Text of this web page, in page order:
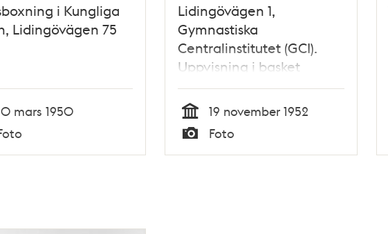
i Kungliga
Lidingövägen 75
mars 1950
Lidingövägen 1,
Gymnastiska
Centralinstitutet (GCI).
Uppvisning i basket
Tid
19 november 1952
Typ
Foto